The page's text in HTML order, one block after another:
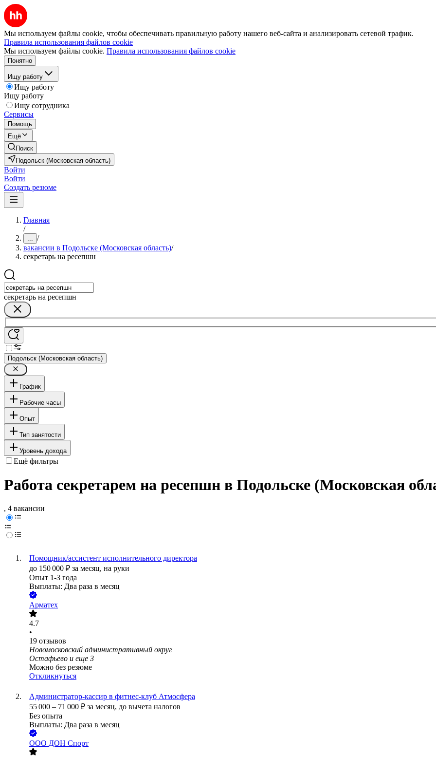
Мы используем файлы cookie, чтобы обеспечивать правильную работу нашего веб-сайта и анализировать сетевой трафик.
Правила использования файлов cookie
Мы используем файлы cookie. Правила использования файлов cookie
Понятно
Ищу работу
Ищу работу
Ищу работу
Ищу сотрудника
Сервисы
Помощь
Ещё
Поиск
Подольск (Московская область)
Войти
Войти
Создать резюме
Главная
/
... /
вакансии в Подольске (Московская область)/
секретарь на ресепшн
секретарь на ресепшн
Подольск (Московская область)
График
Рабочие часы
Опыт
Тип занятости
Уровень дохода
Ещё фильтры
Работа секретарем на ресепшн в Подольске (Московская
, 4 вакансии
Помощник/ассистент исполнительного директора
до 150 000 ₽ за месяц, на руки
Опыт 1-3 года
Выплаты: Два раза в месяц
Арматех
4.7
•
19 отзывов
Новомосковский административный округ
Остафьево и еще 3
Можно без резюме
Откликнуться
Администратор-кассир в фитнес-клуб Атмосфера
55 000 – 71 000 ₽ за месяц, до вычета налогов
Без опыта
Выплаты: Два раза в месяц
ООО ДОН Спорт